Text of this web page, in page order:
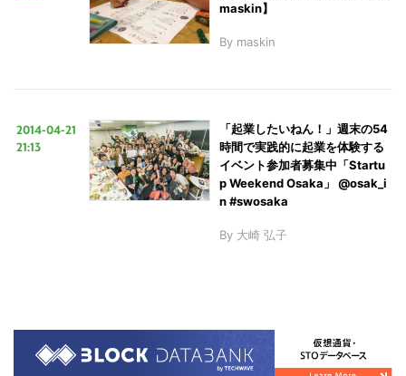
maskin】
By maskin
2014-04-21
21:13
「起業したいねん！」週末の54
時間で実践的に起業を体験する
イベント参加者募集中「Startu
p Weekend Osaka」 @osak_i
n #swosaka
By 大崎 弘子